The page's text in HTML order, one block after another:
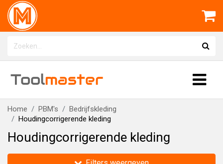
Toolmaster
Home PBM's
Bedrijfskleding
Houdingcorrigerende kleding
Houdingcorrigerende kleding